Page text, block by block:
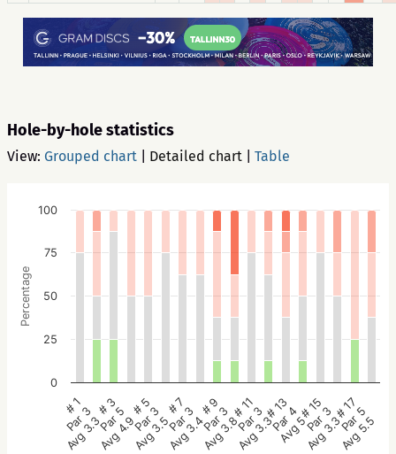
Hole-by-hole statistics
View: Grouped chart Detailed chart Table
Percentage
# 1
Par 3
Avg 3.3
# 3
Par 5
Avg 4.9
# 5
Par 3
Avg 3.5
# 7
Par 3
Avg 3.4
# 9
Par 3
Avg 3.8
# 11
Par 3
Avg 3.3
# 13
Par 4
Avg 5
# 15
Par 3
Avg 3.3
# 17
Par 5
Avg 5.5
0
25
50
75
100